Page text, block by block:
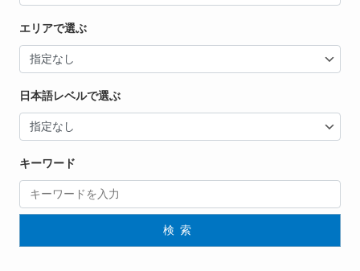
エリアで選ぶ
日本語レベルで選ぶ
キーワード
検索